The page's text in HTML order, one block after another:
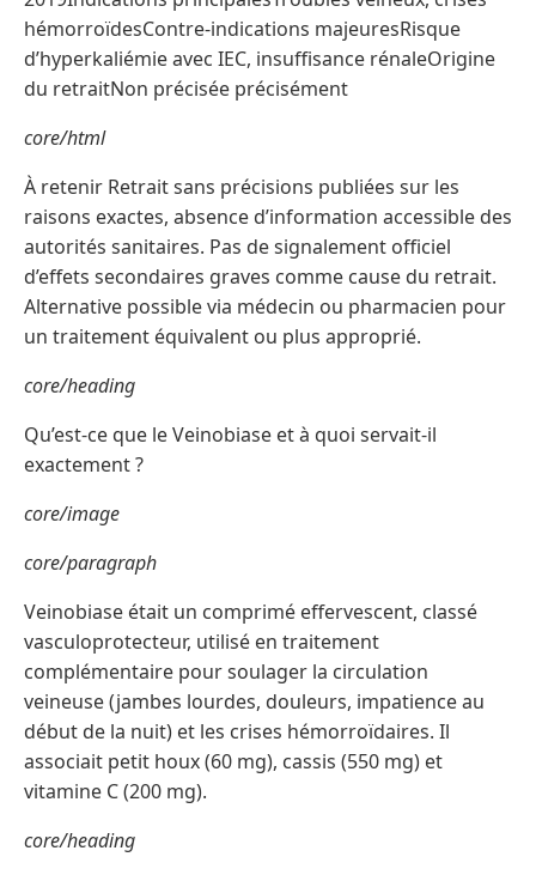
hémorroïdesContre-indications majeuresRisque
d’hyperkaliémie avec IEC, insuffisance rénaleOrigine
du retraitNon précisée précisément
core/html
À retenir Retrait sans précisions publiées sur les
raisons exactes, absence d’information accessible des
autorités sanitaires. Pas de signalement officiel
d’effets secondaires graves comme cause du retrait.
Alternative possible via médecin ou pharmacien pour
un traitement équivalent ou plus approprié.
core/heading
Qu’est-ce que le Veinobiase et à quoi servait-il
exactement ?
core/image
core/paragraph
Veinobiase était un comprimé effervescent, classé
vasculoprotecteur, utilisé en traitement
complémentaire pour soulager la circulation
veineuse (jambes lourdes, douleurs, impatience au
début de la nuit) et les crises hémorroïdaires. Il
associait petit houx (60 mg), cassis (550 mg) et
vitamine C (200 mg).
core/heading